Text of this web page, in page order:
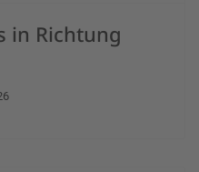
in Richtung